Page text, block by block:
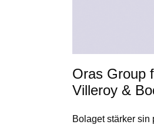
Oras Group
Villeroy &
Bolaget stärker